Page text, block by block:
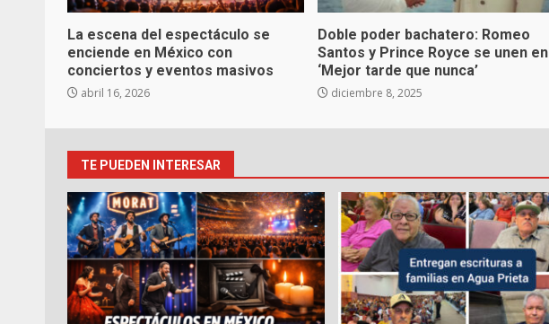
La escena del espectáculo se
enciende en México con
conciertos y eventos masivos
abril 16, 2026
Doble poder bachatero: Romeo
Santos y Prince Royce se unen en
‘Mejor tarde que nunca’
diciembre 8, 2025
TE PUEDEN INTERESAR